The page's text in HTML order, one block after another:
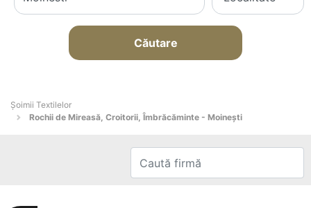
Căutare
Șoimii Textilelor
Rochii de Mireasă, Croitorii, Îmbrăcăminte - Moineşti